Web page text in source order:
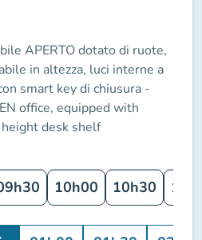
APERTO dotato di ruote,
in altezza, luci interne a
smart key di chiusura -
office, equipped with
desk shelf
10h00 10h30